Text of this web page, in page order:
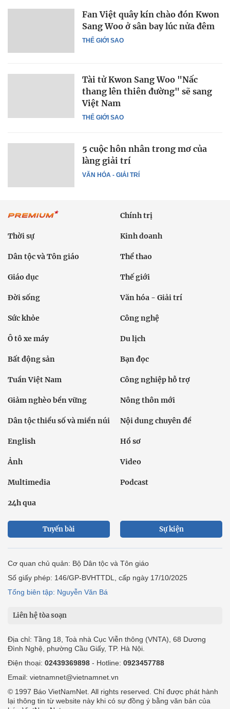
THẾ GIỚI SAO
Fan Việt quây kín chào đón Kwon
Sang Woo ở sân bay lúc nửa đêm
THẾ GIỚI SAO
Tài tử Kwon Sang Woo "Nấc
thang lên thiên đường" sẽ sang
Việt Nam
VĂN HÓA - GIẢI TRÍ
5 cuộc hôn nhân trong mơ của
làng giải trí
Chính trị
Thời sự Kinh doanh
Dân tộc và Tôn giáo Thể thao
Giáo dục Thế giới
Đời sống Văn hóa - Giải trí
Sức khỏe Công nghệ
Ô tô xe máy Du lịch
Bất động sản Bạn đọc
Tuần Việt Nam Công nghiệp hỗ trợ
Giảm nghèo bền vững Nông thôn mới
Dân tộc thiểu số và miền núi Nội dung chuyên đề
English Hồ sơ
Ảnh Video
Multimedia Podcast
24h qua
Tuyến bài Sự kiện
Cơ quan chủ quản: Bộ Dân tộc và Tôn giáo
Số giấy phép: 146/GP-BVHTTDL, cấp ngày 17/10/2025
Tổng biên tập: Nguyễn Văn Bá
Liên hệ tòa soạn
Địa chỉ: Tầng 18, Toà nhà Cục Viễn thông (VNTA), 68 Dương
Đình Nghệ, phường Cầu Giấy, TP. Hà Nội.
Điện thoại: 02439369898 - Hotline: 0923457788
Email: vietnamnet@vietnamnet.vn
© 1997 Báo VietNamNet. All rights reserved. Chỉ được phát hành
lại thông tin từ website này khi có sự đồng ý bằng văn bản của